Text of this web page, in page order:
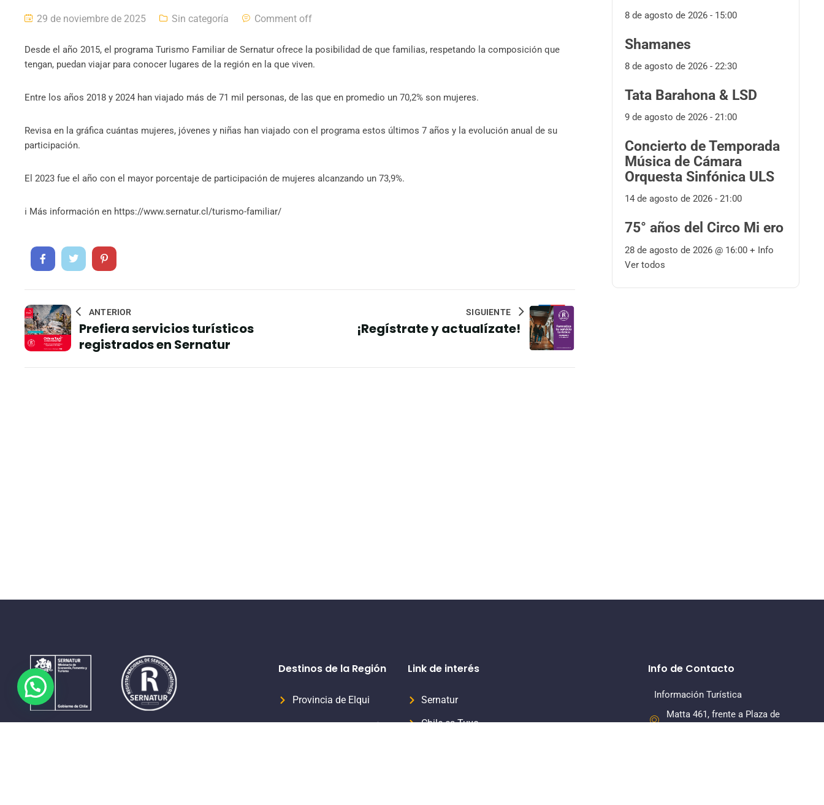
29 de noviembre de 2025 Sin categoría Comment off
Desde el año 2015, el programa Turismo Familiar de Sernatur ofrece la posibilidad de que familias, respetando la composición que
tengan, puedan viajar para conocer lugares de la región en la que viven.
Entre los años 2018 y 2024 han viajado más de 71 mil personas, de las que en promedio un 70,2% son mujeres.
Revisa en la gráfica cuántas mujeres, jóvenes y niñas han viajado con el programa estos últimos 7 años y la evolución anual de su
participación.
El 2023 fue el año con el mayor porcentaje de participación de mujeres alcanzando un 73,9%.
ℹ️ Más información en https://www.sernatur.cl/turismo-familiar/
ANTERIOR
Prefiera servicios turísticos
registrados en Sernatur
SIGUIENTE
¡Regístrate y actualízate!
8 de agosto de 2026 - 15:00
Shamanes
8 de agosto de 2026 - 22:30
Tata Barahona & LSD
9 de agosto de 2026 - 21:00
Concierto de Temporada
Música de Cámara
Orquesta Sinfónica ULS
14 de agosto de 2026 - 21:00
75° años del Circo Mi ero
28 de agosto de 2026 @ 16:00 + Info
Ver todos
Destinos de la Región
Provincia de Elqui
Provincia del Limarí
Link de interés
Sernatur
Chile es Tuyo
Info de Contacto
Información Turística
Matta 461, frente a Plaza de